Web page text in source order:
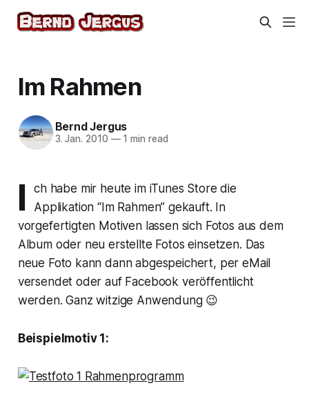
Im Rahmen
Bernd Jergus
3. Jan. 2010 —1 min read
I
ch habe mir heute im iTunes Store die
Applikation “Im Rahmen” gekauft. In
vorgefertigten Motiven lassen sich Fotos aus dem
Album oder neu erstellte Fotos einsetzen. Das
neue Foto kann dann abgespeichert, per eMail
versendet oder auf Facebook veröffentlicht
werden. Ganz witzige Anwendung 😉
Beispielmotiv 1: